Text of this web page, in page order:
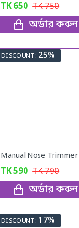
TK 650 TK750
অর্ডার করুন
DISCOUNT: 25%
Manual Nose Trimmer
TK590 TK790
অর্ডার করুন
DISCOUNT: 17%